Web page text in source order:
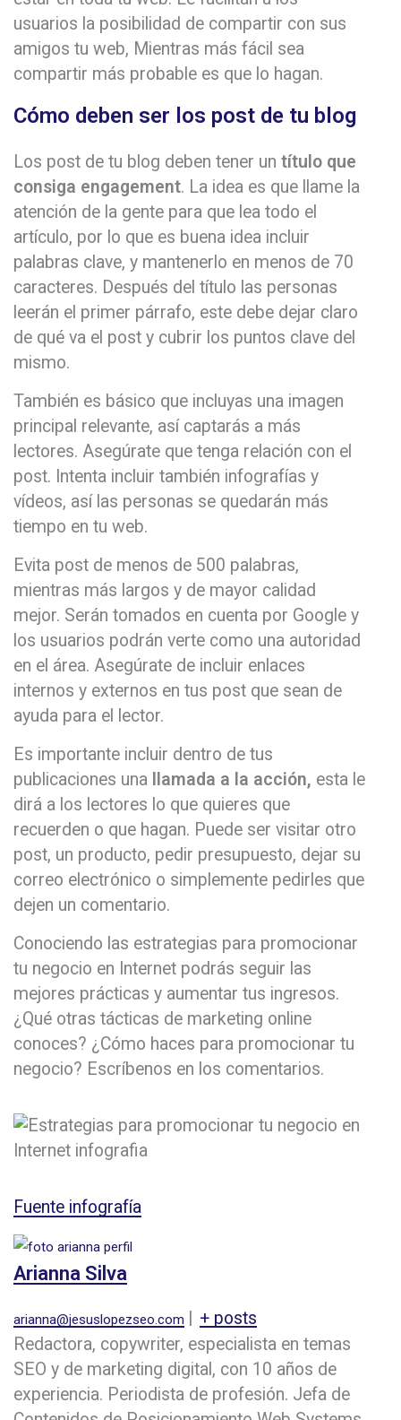
usuarios la posibilidad de compartir con sus
amigos tu web, Mientras más fácil sea
compartir más probable es que lo hagan.
Cómo deben ser los post de tu blog
Los post de tu blog deben tener un título que
consiga engagement. La idea es que llame la
atención de la gente para que lea todo el
artículo, por lo que es buena idea incluir
palabras clave, y mantenerlo en menos de 70
caracteres. Después del título las personas
leerán el primer párrafo, este debe dejar claro
de qué va el post y cubrir los puntos clave del
mismo.
También es básico que incluyas una imagen
principal relevante, así captarás a más
lectores. Asegúrate que tenga relación con el
post. Intenta incluir también infografías y
vídeos, así las personas se quedarán más
tiempo en tu web.
Evita post de menos de 500 palabras,
mientras más largos y de mayor calidad
mejor. Serán tomados en cuenta por Google y
los usuarios podrán verte como una autoridad
en el área. Asegúrate de incluir enlaces
internos y externos en tus post que sean de
ayuda para el lector.
Es importante incluir dentro de tus
publicaciones una
llamada a la acción, esta le
dirá a los lectores lo que quieres que
recuerden o que hagan. Puede ser visitar otro
post, un producto, pedir presupuesto, dejar su
correo electrónico o simplemente pedirles que
dejen un comentario.
Conociendo las estrategias para promocionar
tu negocio en Internet podrás seguir las
mejores prácticas y aumentar tus ingresos.
¿Qué otras tácticas de marketing online
conoces? ¿Cómo haces para promocionar tu
negocio? Escríbenos en los comentarios.
Fuente infografía
Arianna Silva
arianna@jesuslopezseo.com
+ posts
Redactora, copywriter, especialista en temas
SEO y de marketing digital, con 10 años de
experiencia. Periodista de profesión. Jefa de